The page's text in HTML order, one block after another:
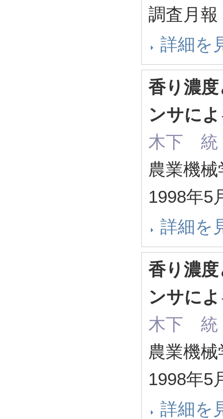
調査月
詳細を
香り濃
ンサに
木下 統
農業機
1998年5
詳細を
香り濃
ンサに
木下 統
農業機
1998年5
詳細を